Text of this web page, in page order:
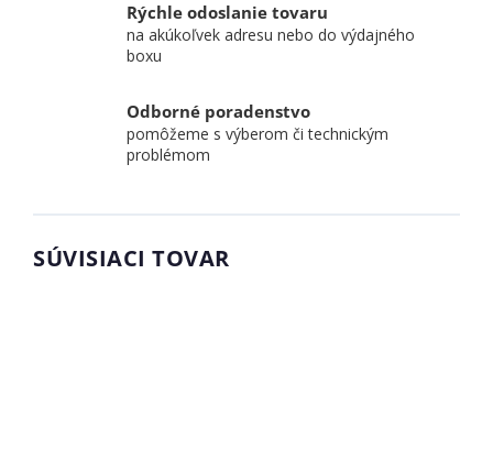
Rýchle odoslanie tovaru
na akúkoľvek adresu nebo do výdajného
boxu
Odborné poradenstvo
pomôžeme s výberom či technickým
problémom
SÚVISIACI TOVAR